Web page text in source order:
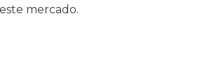
mercado.